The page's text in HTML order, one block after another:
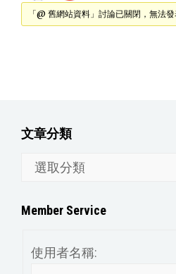
「@ 舊網站資料」討論已關閉，無法發
文章分類
分
Member Service
使用者名稱: